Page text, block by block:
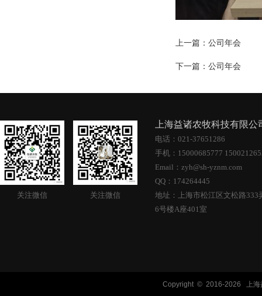
上一篇： 公司年会
下一篇： 公司年会
关注微信 关注微信
上海益诸农牧科技有限
电话：021-37651286
手机：15000685777
Email：zyh@sh-yznm.com
QQ：174264445
地址：上海市松江区文松路333
6号楼A座401室
Copyright © 2016-2026 上海